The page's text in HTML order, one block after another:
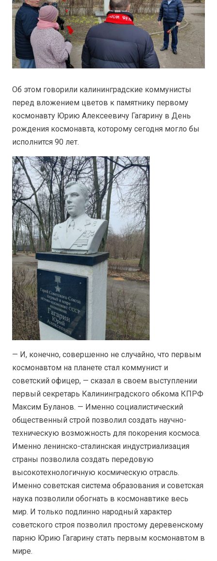
Об этом говорили калининградские коммунисты
перед вложением цветов к памятнику первому
космонавту Юрию Алексеевичу Гагарину в День
рождения космонавта, которому сегодня могло бы
исполнится 90 лет.
— И, конечно, совершенно не случайно, что первым
космонавтом на планете стал коммунист и
советский офицер, — сказал в своем выступлении
первый секретарь Калининградского обкома КПРФ
Максим Буланов. — Именно социалистический
общественный строй позволил создать научно-
техническую возможность для покорения космоса.
Именно ленинско-сталинская индустриализация
страны позволила создать передовую
высокотехнологичную космическую отрасль.
Именно советская система образования и советская
наука позволили обогнать в космонавтике весь
мир. И только подлинно народный характер
советского строя позволил простому деревенскому
парню Юрию Гагарину стать первым космонавтом в
мире.